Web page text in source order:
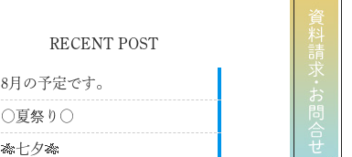
RECENT POST
8月の予定です。
〇夏祭り〇
🎋七夕🎋